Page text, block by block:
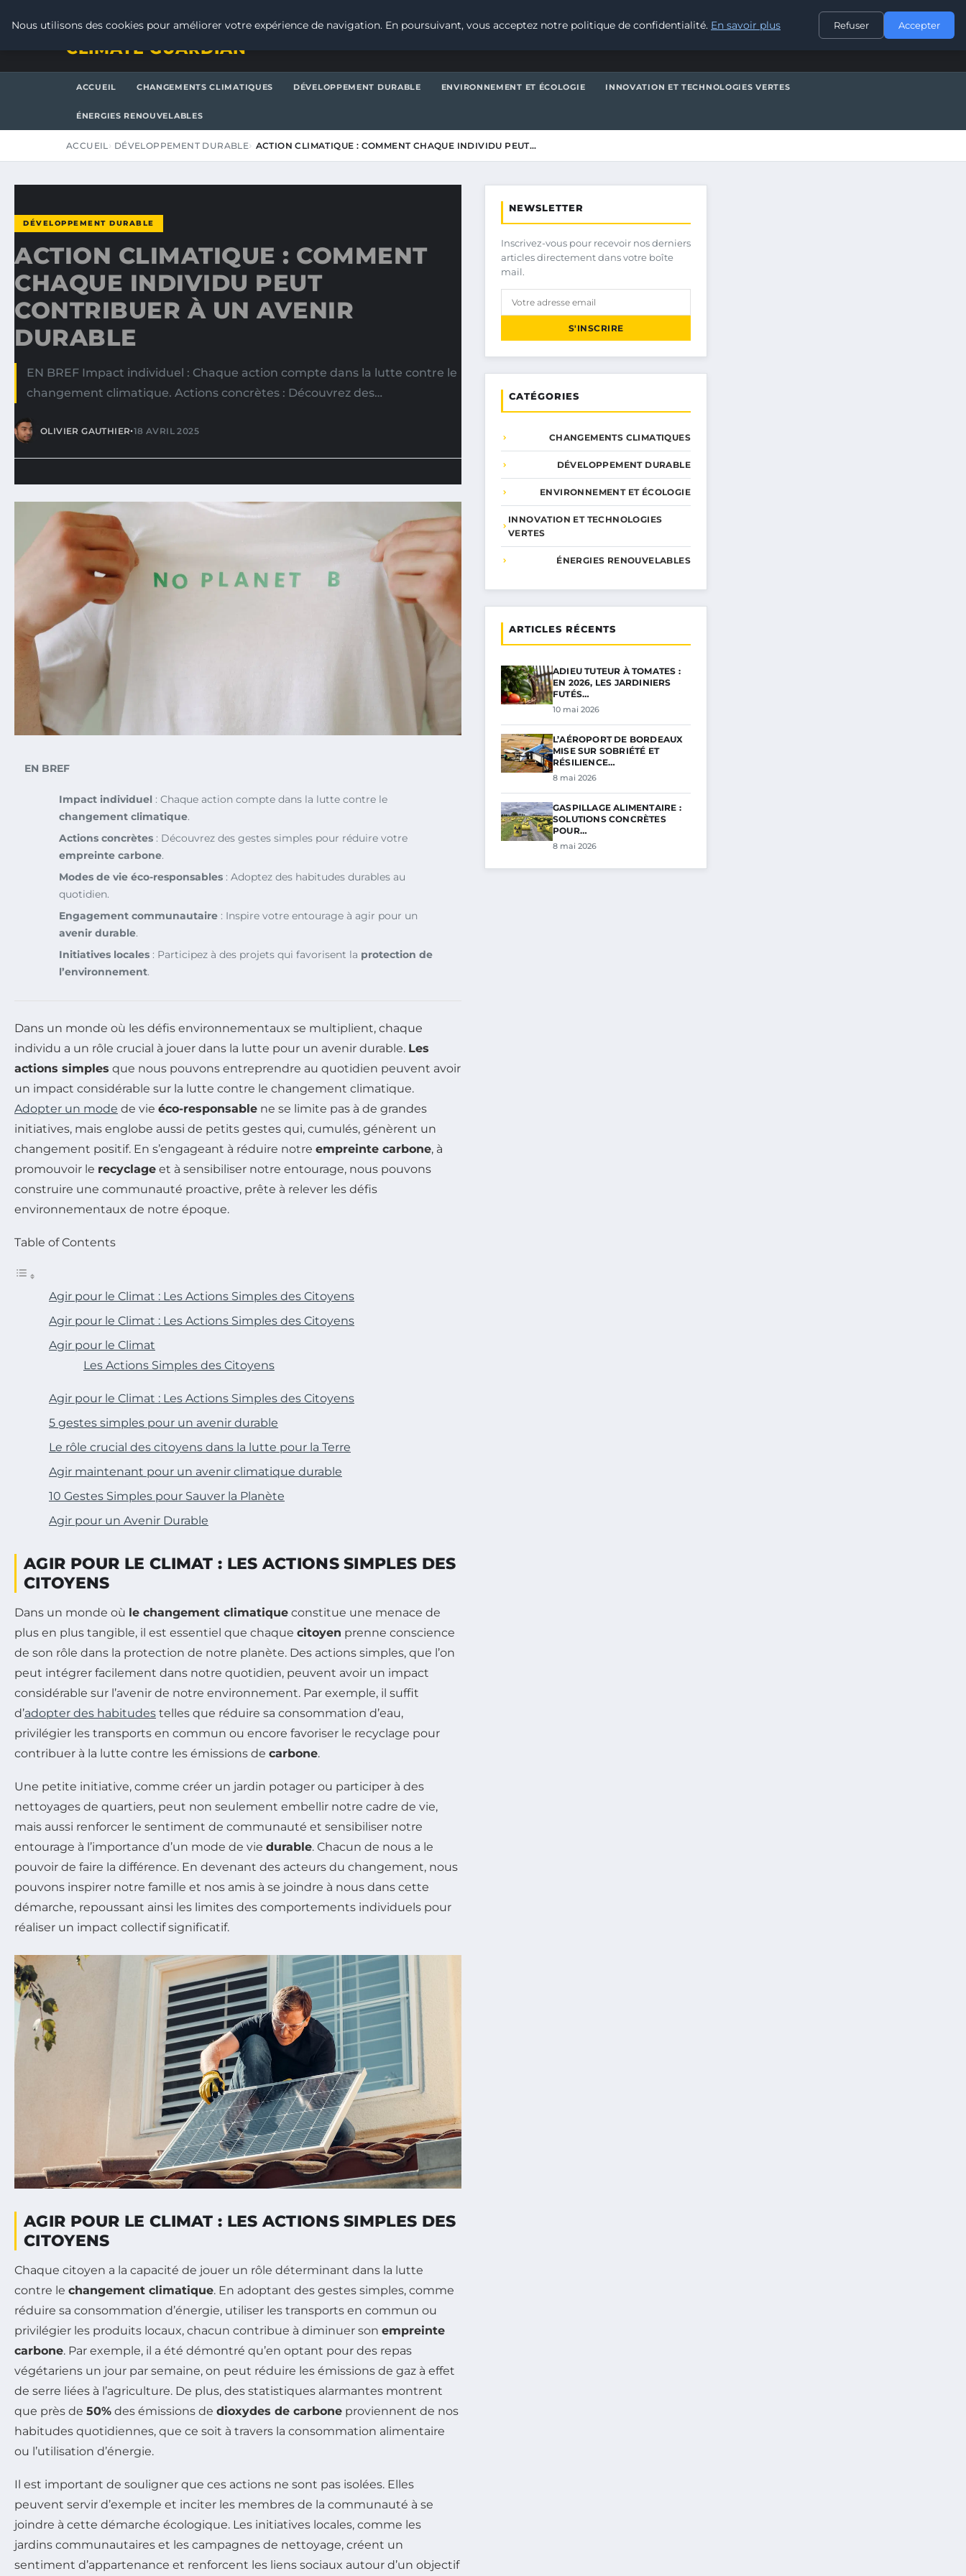
CONTACT
CLIMATE GUARDIAN
ACCUEIL CHANGEMENTS CLIMATIQUES DÉVELOPPEMENT DURABLE ENVIRONNEMENT ET ÉCOLOGIE INNOVATION ET TECHNOLOGIES VERTES
ÉNERGIES RENOUVELABLES
ACCUEIL DÉVELOPPEMENT DURABLE ACTION CLIMATIQUE : COMMENT CHAQUE INDIVIDU PEUT…
DÉVELOPPEMENT DURABLE
ACTION CLIMATIQUE : COMMENT
CHAQUE INDIVIDU PEUT
CONTRIBUER À UN AVENIR
DURABLE
EN BREF Impact individuel : Chaque action compte dans la lutte contre le
changement climatique. Actions concrètes : Découvrez des…
OLIVIER GAUTHIER•18 AVRIL 2025
EN BREF
Impact individuel : Chaque action compte dans la lutte contre le
changement climatique.
Actions concrètes : Découvrez des gestes simples pour réduire votre
empreinte carbone.
Modes de vie éco-responsables : Adoptez des habitudes durables au
quotidien.
Engagement communautaire : Inspire votre entourage à agir pour un
avenir durable.
Initiatives locales : Participez à des projets qui favorisent la protection de
l’environnement.
Dans un monde où les défis environnementaux se multiplient, chaque
individu a un rôle crucial à jouer dans la lutte pour un avenir durable. Les
actions simples que nous pouvons entreprendre au quotidien peuvent avoir
un impact considérable sur la lutte contre le changement climatique.
Adopter un mode de vie éco-responsable ne se limite pas à de grandes
initiatives, mais englobe aussi de petits gestes qui, cumulés, génèrent un
changement positif. En s’engageant à réduire notre empreinte carbone, à
promouvoir le recyclage et à sensibiliser notre entourage, nous pouvons
construire une communauté proactive, prête à relever les défis
environnementaux de notre époque.
Table of Contents
Agir pour le Climat : Les Actions Simples des Citoyens
Agir pour le Climat : Les Actions Simples des Citoyens
Agir pour le Climat
Les Actions Simples des Citoyens
Agir pour le Climat : Les Actions Simples des Citoyens
5 gestes simples pour un avenir durable
Le rôle crucial des citoyens dans la lutte pour la Terre
Agir maintenant pour un avenir climatique durable
10 Gestes Simples pour Sauver la Planète
Agir pour un Avenir Durable
AGIR POUR LE CLIMAT : LES ACTIONS SIMPLES DES
CITOYENS
Dans un monde où le changement climatique constitue une menace de
plus en plus tangible, il est essentiel que chaque citoyen prenne conscience
de son rôle dans la protection de notre planète. Des actions simples, que l’on
peut intégrer facilement dans notre quotidien, peuvent avoir un impact
considérable sur l’avenir de notre environnement. Par exemple, il suffit
d’adopter des habitudes telles que réduire sa consommation d’eau,
privilégier les transports en commun ou encore favoriser le recyclage pour
contribuer à la lutte contre les émissions de carbone.
Une petite initiative, comme créer un jardin potager ou participer à des
nettoyages de quartiers, peut non seulement embellir notre cadre de vie,
mais aussi renforcer le sentiment de communauté et sensibiliser notre
entourage à l’importance d’un mode de vie durable. Chacun de nous a le
pouvoir de faire la différence. En devenant des acteurs du changement, nous
pouvons inspirer notre famille et nos amis à se joindre à nous dans cette
démarche, repoussant ainsi les limites des comportements individuels pour
réaliser un impact collectif significatif.
AGIR POUR LE CLIMAT : LES ACTIONS SIMPLES DES
CITOYENS
Chaque citoyen a la capacité de jouer un rôle déterminant dans la lutte
contre le changement climatique. En adoptant des gestes simples, comme
réduire sa consommation d’énergie, utiliser les transports en commun ou
privilégier les produits locaux, chacun contribue à diminuer son empreinte
carbone. Par exemple, il a été démontré qu’en optant pour des repas
végétariens un jour par semaine, on peut réduire les émissions de gaz à effet
de serre liées à l’agriculture. De plus, des statistiques alarmantes montrent
que près de 50% des émissions de dioxydes de carbone proviennent de nos
habitudes quotidiennes, que ce soit à travers la consommation alimentaire
ou l’utilisation d’énergie.
Il est important de souligner que ces actions ne sont pas isolées. Elles
peuvent servir d’exemple et inciter les membres de la communauté à se
joindre à cette démarche écologique. Les initiatives locales, comme les
jardins communautaires et les campagnes de nettoyage, créent un
sentiment d’appartenance et renforcent les liens sociaux autour d’un objectif
NEWSLETTER
Inscrivez-vous pour recevoir nos derniers
articles directement dans votre boîte
mail.
S'INSCRIRE
CATÉGORIES
CHANGEMENTS CLIMATIQUES
DÉVELOPPEMENT DURABLE
ENVIRONNEMENT ET ÉCOLOGIE
INNOVATION ET TECHNOLOGIES
VERTES
ÉNERGIES RENOUVELABLES
ARTICLES RÉCENTS
ADIEU TUTEUR À TOMATES :
EN 2026, LES JARDINIERS
FUTÉS…
10 mai 2026
L’AÉROPORT DE BORDEAUX
MISE SUR SOBRIÉTÉ ET
RÉSILIENCE…
8 mai 2026
GASPILLAGE ALIMENTAIRE :
SOLUTIONS CONCRÈTES
POUR…
8 mai 2026
Nous utilisons des cookies pour améliorer votre expérience de navigation. En poursuivant, vous acceptez notre politique de confidentialité. En savoir plus Refuser Accepter